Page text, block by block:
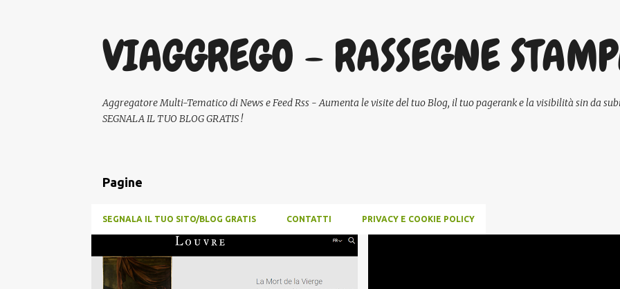
VIAGGREGO - RASSEGNE
Aggregatore Multi-Tematico di News e Feed Rss - Aumenta le visite del tuo Blog, il tuo pagerank e la visibilità sin da
SEGNALA IL TUO BLOG GRATIS !
Pagine
SEGNALA IL TUO SITO/BLOG GRATIS CONTATTI PRIVACY E COOKIE POLICY
P
SCUOLA E DIDATTICA